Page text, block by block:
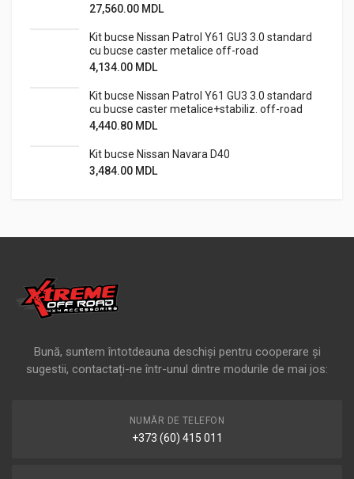
27,560.00 MDL
Kit bucse Nissan Patrol Y61 GU3 3.0 standard
cu bucse caster metalice off-road
4,134.00 MDL
Kit bucse Nissan Patrol Y61 GU3 3.0 standard
cu bucse caster metalice+stabiliz. off-road
4,440.80 MDL
Kit bucse Nissan Navara D40
3,484.00 MDL
Bună, suntem întotdeauna deschiși pentru cooperare și
sugestii, contactați-ne într-unul dintre modurile de mai jos:
NUMĂR DE TELEFON
+373 (60) 415 011